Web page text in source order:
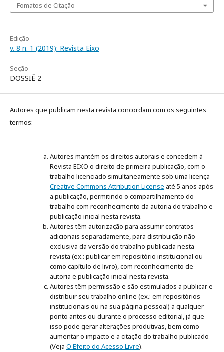
Fomatos de Citação
Edição
v. 8 n. 1 (2019): Revista Eixo
Seção
DOSSIÊ 2
Autores que publicam nesta revista concordam com os seguintes
termos:
Autores mantém os direitos autorais e concedem à
Revista EIXO o direito de primeira publicação, com o
trabalho licenciado simultaneamente sob uma licença
Creative Commons Attribution License até 5 anos após
a publicação, permitindo o compartilhamento do
trabalho com reconhecimento da autoria do trabalho e
publicação inicial nesta revista.
Autores têm autorização para assumir contratos
adicionais separadamente, para distribuição não-
exclusiva da versão do trabalho publicada nesta
revista (ex.: publicar em repositório institucional ou
como capítulo de livro), com reconhecimento de
autoria e publicação inicial nesta revista.
Autores têm permissão e são estimulados a publicar e
distribuir seu trabalho online (ex.: em repositórios
institucionais ou na sua página pessoal) a qualquer
ponto antes ou durante o processo editorial, já que
isso pode gerar alterações produtivas, bem como
aumentar o impacto e a citação do trabalho publicado
(Veja O Efeito do Acesso Livre).